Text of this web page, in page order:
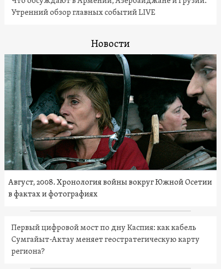
Утренний обзор главных событий LIVE
Новости
Август, 2008. Хронология войны вокруг Южной Осетии
в фактах и фотографиях
Первый цифровой мост по дну Каспия: как кабель
Сумгайыт-Актау меняет геостратегическую карту
региона?